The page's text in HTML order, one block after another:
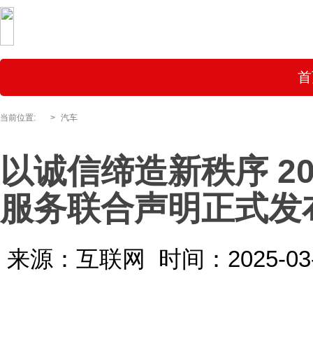
当前位置: > 汽车
以诚信缔造新秩序
服务联合声明正式发
来源：互联网 时间：2025-